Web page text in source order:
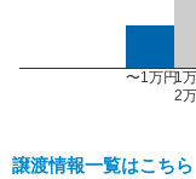
〜1万円1
2
譲渡情報一覧はこちら